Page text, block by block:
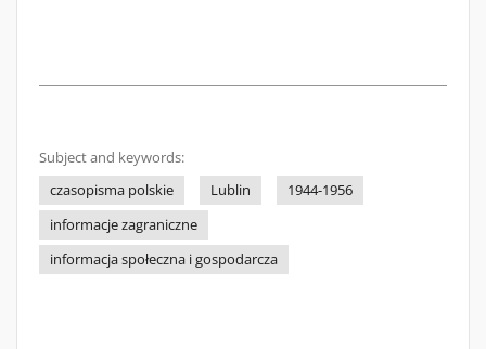
Subject and keywords:
czasopisma polskie
Lublin
1944-1956
informacje zagraniczne
informacja społeczna i gospodarcza